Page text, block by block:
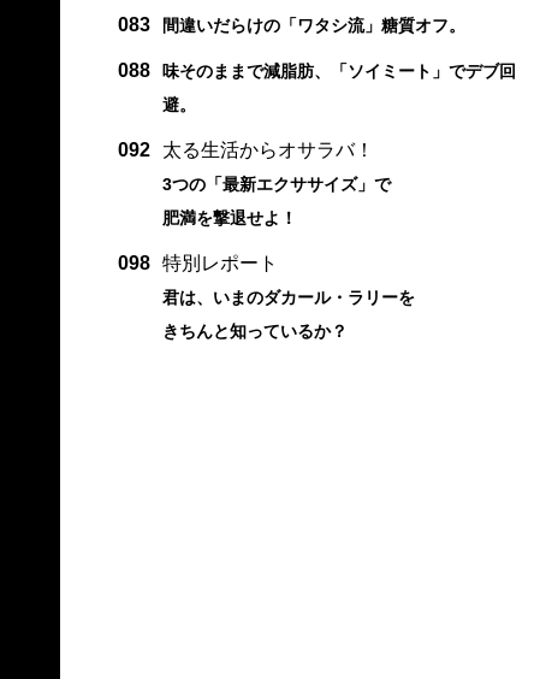
083 間違いだらけの「ワタシ流」糖質オフ。
088
味そのままで減脂肪、「ソイミート」でデブ回
避。
092 太る生活からオサラバ！
3つの「最新エクササイズ」で
肥満を撃退せよ！
098 特別レポート
君は、いまのダカール・ラリーを
きちんと知っているか？